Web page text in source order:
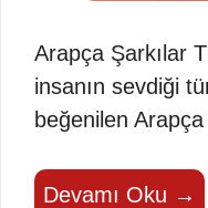
Arapça Şarkılar
insanın sevdiği
beğenilen
Devamı Oku →